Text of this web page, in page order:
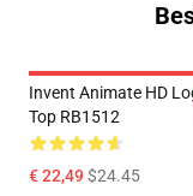
Invent Animate HD
Top RB1512
€ 22,49$24.45